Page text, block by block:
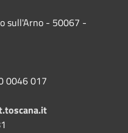
sull'Arno - 50067 -
0046 017